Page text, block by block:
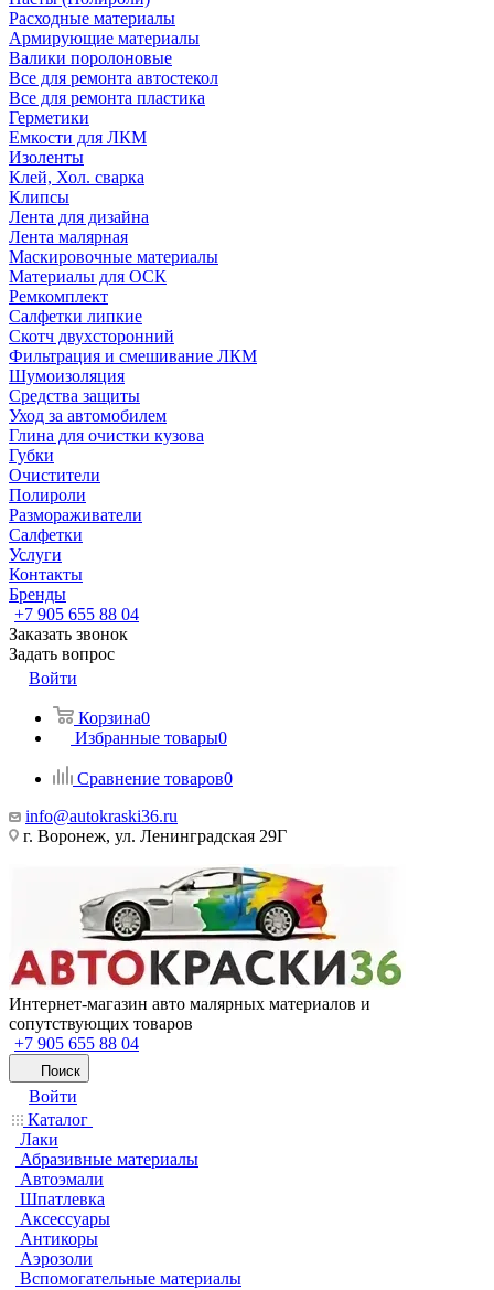
Расходные материалы
Армирующие материалы
Валики поролоновые
Все для ремонта автостекол
Все для ремонта пластика
Герметики
Емкости для ЛКМ
Изоленты
Клей, Хол. сварка
Клипсы
Лента для дизайна
Лента малярная
Маскировочные материалы
Материалы для ОСК
Ремкомплект
Салфетки липкие
Скотч двухсторонний
Фильтрация и смешивание ЛКМ
Шумоизоляция
Средства защиты
Уход за автомобилем
Глина для очистки кузова
Губки
Очистители
Полироли
Размораживатели
Салфетки
Услуги
Контакты
Бренды
+7 905 655 88 04
Заказать звонок
Задать вопрос
Войти
Корзина0
Избранные товары0
Сравнение товаров0
info@autokraski36.ru
г. Воронеж, ул. Ленинградская 29Г
Интернет-магазин авто малярных материалов и
сопутствующих товаров
+7 905 655 88 04
Поиск
Войти
Каталог
Лаки
Абразивные материалы
Автоэмали
Шпатлевка
Аксессуары
Антикоры
Аэрозоли
Вспомогательные материалы